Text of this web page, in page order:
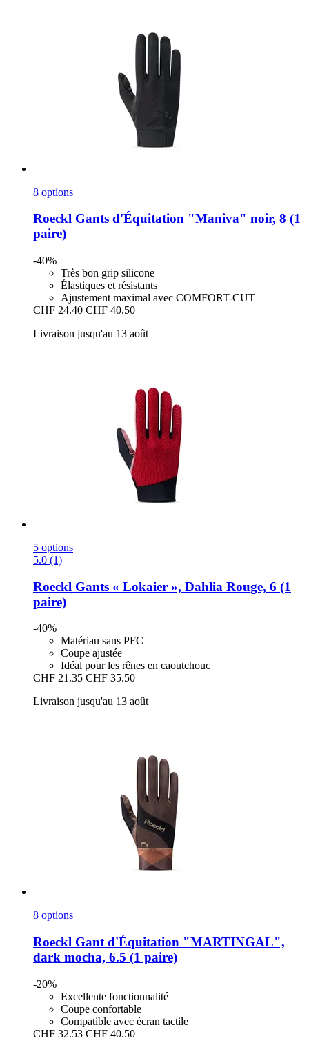
8 options
Roeckl Gants d'Équitation "Maniva" noir, 8 (1
paire)
-40%
Très bon grip silicone
Élastiques et résistants
Ajustement maximal avec COMFORT-CUT
CHF 24.40 CHF 40.50
Livraison jusqu'au 13 août
5 options
5.0 (1)
Roeckl Gants « Lokaier », Dahlia Rouge, 6 (1
paire)
-40%
Matériau sans PFC
Coupe ajustée
Idéal pour les rênes en caoutchouc
CHF 21.35 CHF 35.50
Livraison jusqu'au 13 août
8 options
Roeckl Gant d'Équitation "MARTINGAL",
dark mocha, 6.5 (1 paire)
-20%
Excellente fonctionnalité
Coupe confortable
Compatible avec écran tactile
CHF 32.53 CHF 40.50